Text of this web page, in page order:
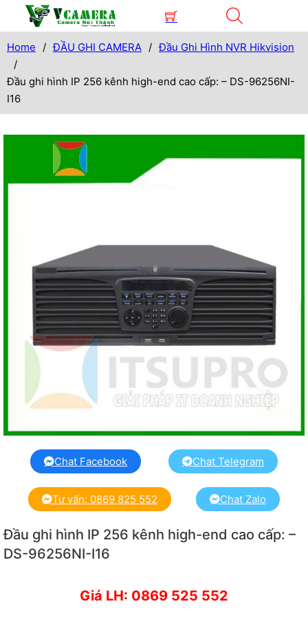
Home / ĐẦU GHI CAMERA / Đầu Ghi Hình NVR Hikvision
/
Đầu ghi hình IP 256 kênh high-end cao cấp: – DS-96256NI-
I16
Chat Facebook Chat Telegram
Tư vấn: 0869 825 552 Chat Zalo
Đầu ghi hình IP 256 kênh high-end cao cấp: –
DS-96256NI-I16
Giá LH: 0869 525 552